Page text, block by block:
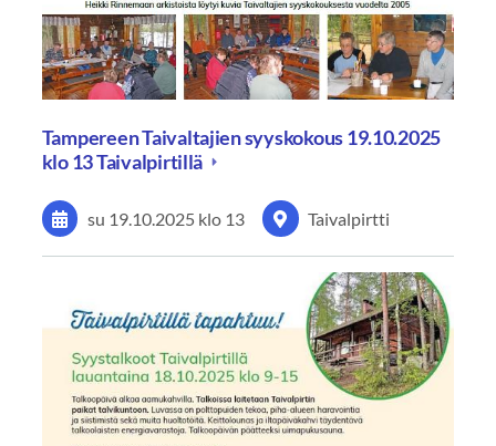
Tampereen Taivaltajien syyskokous 19.10.2025
klo 13 Taivalpirtillä
su 19.10.2025 klo 13 Taivalpirtti